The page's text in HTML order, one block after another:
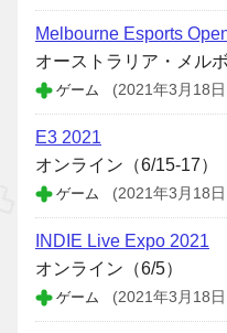
Melbourne Esports
オーストラリア・メル
ゲーム (2021年3月18
E3 2021
オンライン（6/15-17）
ゲーム (2021年3月18
INDIE Live Expo 2021
オンライン（6/5）
ゲーム (2021年3月18